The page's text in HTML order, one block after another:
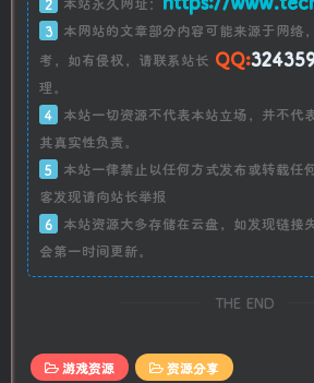
2 本站永久网址：
3
本网站的文章部分内容可能来源于网络
考，如有侵权，请联系站长 QQ:
理。
4
本站一切资源不代表本站立场，并不代
其真实性负责。
5
本站一律禁止以任何方式发布或转载任
客发现请向站长举报
6
本站资源大多存储在云盘，如发现链接
会第一时间更新。
THE END
游戏资源
资源分享